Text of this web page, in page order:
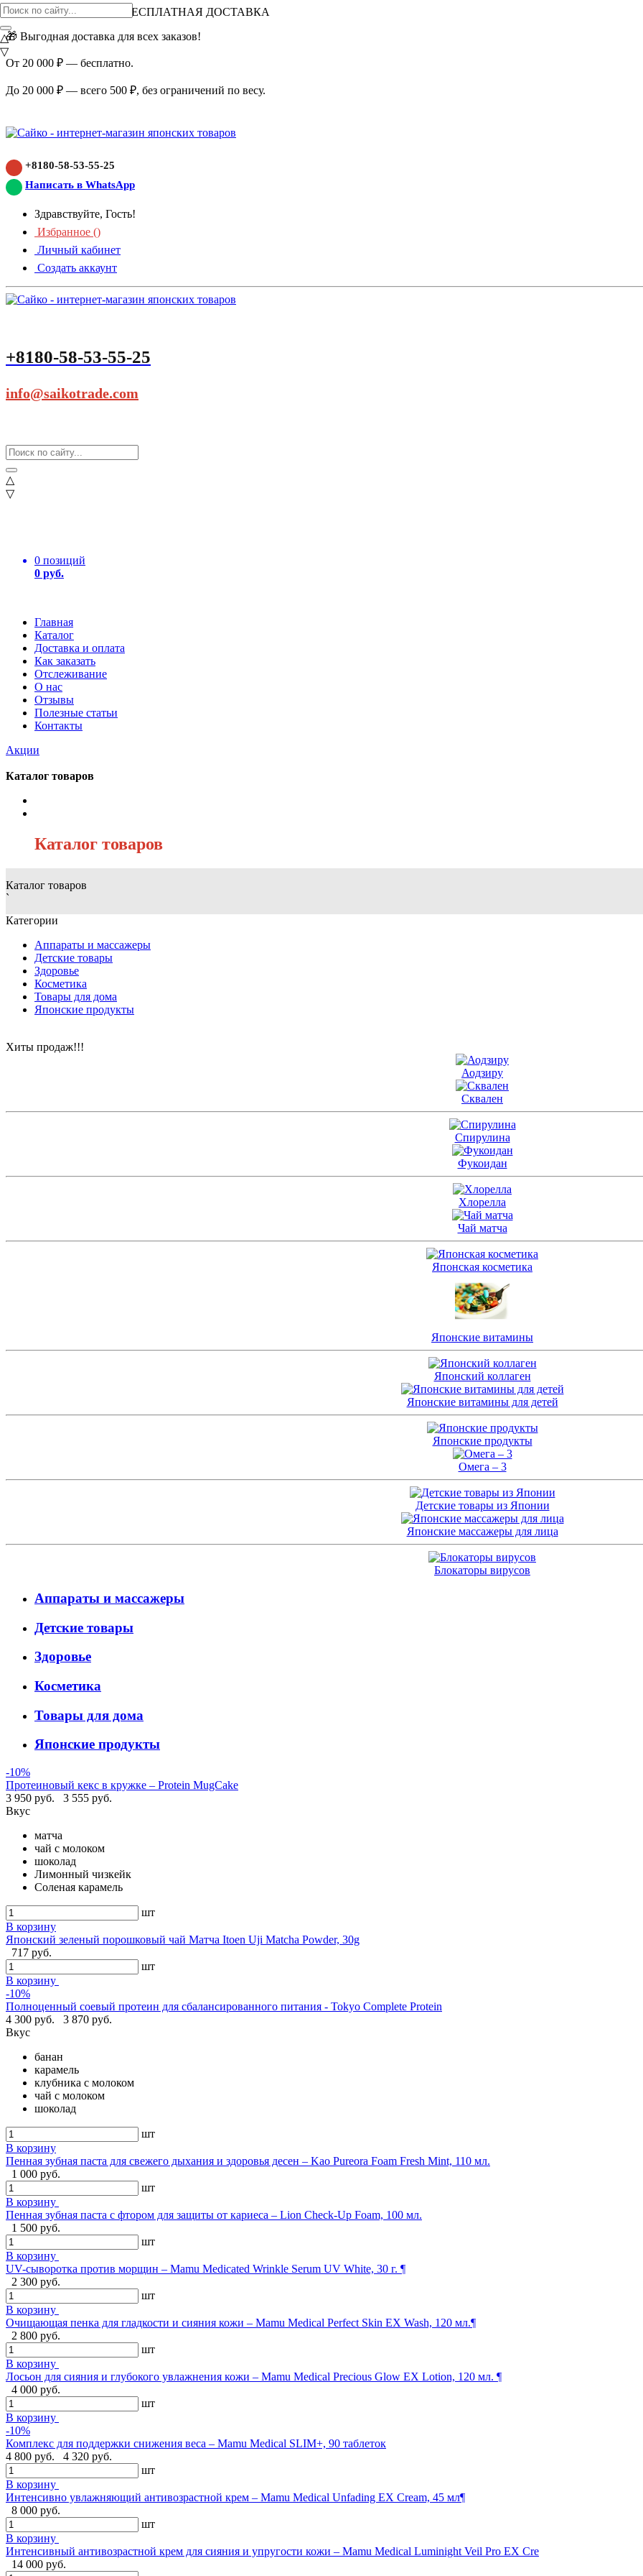
ВНИМАНИЕ АКЦИЯ!
БЕСПЛАТНАЯ ДОСТАВКА
🎁 Выгодная доставка для всех заказов!
От 20 000 ₽ — бесплатно.
До 20 000 ₽ — всего 500 ₽, без ограничений по весу.
+8180-58-53-55-25
Написать в WhatsApp
Здравствуйте, Гость!
Избранное ()
Личный кабинет
Создать аккаунт
+8180-58-53-55-25
info@saikotrade.com
△
▽
0 позиций
0 руб.
Главная
Каталог
Доставка и оплата
Как заказать
Отслеживание
О нас
Отзывы
Полезные статьи
Контакты
Акции
△
▽
Каталог товаров
Каталог товаров
Каталог товаров
`
Категории
Аппараты и массажеры
Детские товары
Здоровье
Косметика
Товары для дома
Японские продукты
Хиты продаж!!!
Аодзиру
Сквален
Спирулина
Фукоидан
Хлорелла
Чай матча
Японская косметика
Японские витамины
Японский коллаген
Японские витамины для детей
Японские продукты
Омега – 3
Детские товары из Японии
Японские массажеры для лица
Блокаторы вирусов
Аппараты и массажеры
Детские товары
Здоровье
Косметика
Товары для дома
Японские продукты
-10%
Протеиновый кекс в кружке – Protein MugCake
3 950 руб.
3 555 руб.
Вкус
матча
чай с молоком
шоколад
Лимонный чизкейк
Соленая карамель
шт
В корзину
Японский зеленый порошковый чай Матча Itoen Uji Matcha Powder, 30g
717 руб.
шт
В корзину
-10%
Полноценный соевый протеин для сбалансированного питания - Tokyo Complete Protein
4 300 руб.
3 870 руб.
Вкус
банан
карамель
клубника с молоком
чай с молоком
шоколад
шт
В корзину
Пенная зубная паста для свежего дыхания и здоровья десен – Kao Pureora Foam Fresh Mint, 110 мл.
1 000 руб.
шт
В корзину
Пенная зубная паста с фтором для защиты от кариеса – Lion Check-Up Foam, 100 мл.
1 500 руб.
шт
В корзину
UV-сыворотка против морщин – Mamu Medicated Wrinkle Serum UV White, 30 г. ¶
2 300 руб.
шт
В корзину
Очищающая пенка для гладкости и сияния кожи – Mamu Medical Perfect Skin EX Wash, 120 мл.¶
2 800 руб.
шт
В корзину
Лосьон для сияния и глубокого увлажнения кожи – Mamu Medical Precious Glow EX Lotion, 120 мл. ¶
4 000 руб.
шт
В корзину
-10%
Комплекс для поддержки снижения веса – Mamu Medical SLIM+, 90 таблеток
4 800 руб.
4 320 руб.
шт
В корзину
Интенсивно увлажняющий антивозрастной крем – Mamu Medical Unfading EX Cream, 45 мл¶
8 000 руб.
шт
В корзину
Интенсивный антивозрастной крем для сияния и упругости кожи – Mamu Medical Luminight Veil Pro EX Cre
14 000 руб.